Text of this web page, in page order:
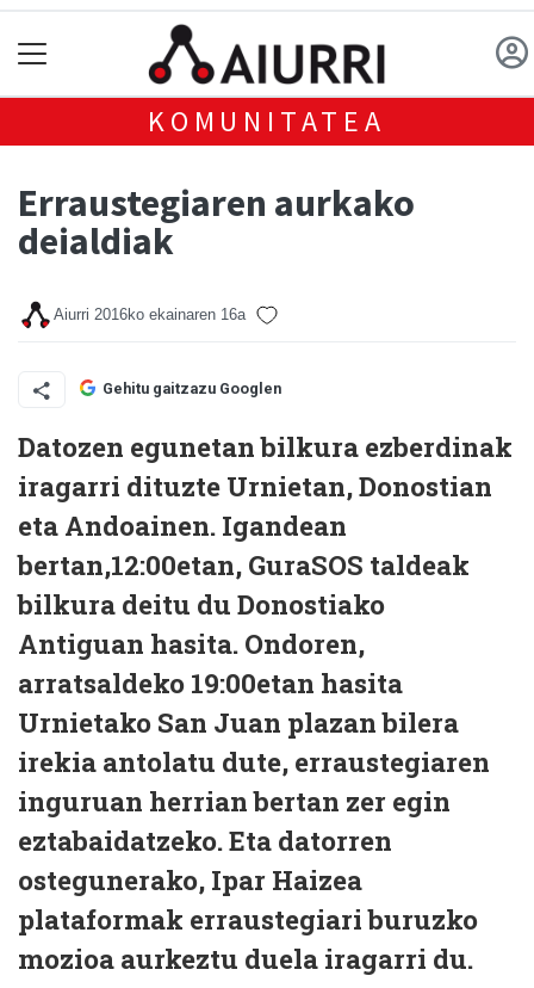
KOMUNITATEA
Erraustegiaren aurkako
deialdiak
Aiurri 2016ko ekainaren 16a
Gehitu gaitzazu Googlen
Datozen egunetan bilkura ezberdinak
iragarri dituzte Urnietan, Donostian
eta Andoainen. Igandean
bertan,12:00etan, GuraSOS taldeak
bilkura deitu du Donostiako
Antiguan hasita. Ondoren,
arratsaldeko 19:00etan hasita
Urnietako San Juan plazan bilera
irekia antolatu dute, erraustegiaren
inguruan herrian bertan zer egin
eztabaidatzeko. Eta datorren
ostegunerako, Ipar Haizea
plataformak erraustegiari buruzko
mozioa aurkeztu duela iragarri du.